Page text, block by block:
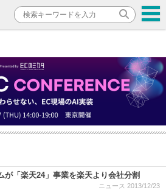
が「楽天24」事業を楽天より会社分割
ニュース 2013/12/23